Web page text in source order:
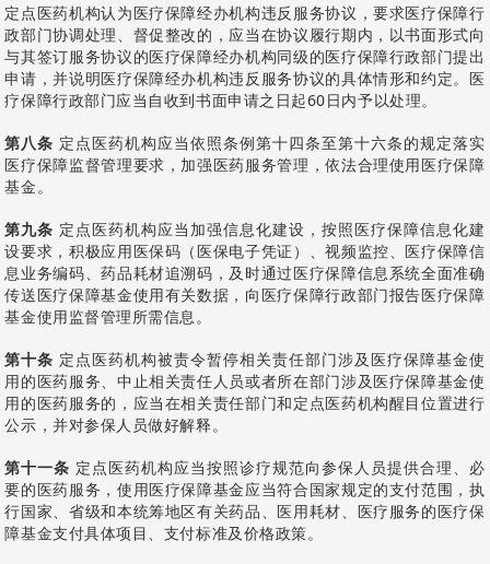
定点医药机构认为医疗保障经办机构违反服务协议，要求医疗保障行
政部门协调处理、督促整改的，应当在协议履行期内，以书面形式向
与其签订服务协议的医疗保障经办机构同级的医疗保障行政部门提出
申请，并说明医疗保障经办机构违反服务协议的具体情形和约定。医
疗保障行政部门应当自收到书面申请之日起60日内予以处理。
第八条 定点医药机构应当依照条例第十四条至第十六条的规定落实
医疗保障监督管理要求，加强医药服务管理，依法合理使用医疗保障
基金。
第九条 定点医药机构应当加强信息化建设，按照医疗保障信息化建
设要求，积极应用医保码（医保电子凭证）、视频监控、医疗保障信
息业务编码、药品耗材追溯码，及时通过医疗保障信息系统全面准确
传送医疗保障基金使用有关数据，向医疗保障行政部门报告医疗保障
基金使用监督管理所需信息。
第十条 定点医药机构被责令暂停相关责任部门涉及医疗保障基金使
用的医药服务、中止相关责任人员或者所在部门涉及医疗保障基金使
用的医药服务的，应当在相关责任部门和定点医药机构醒目位置进行
公示，并对参保人员做好解释。
第十一条 定点医药机构应当按照诊疗规范向参保人员提供合理、必
要的医药服务，使用医疗保障基金应当符合国家规定的支付范围，执
行国家、省级和本统筹地区有关药品、医用耗材、医疗服务的医疗保
障基金支付具体项目、支付标准及价格政策。